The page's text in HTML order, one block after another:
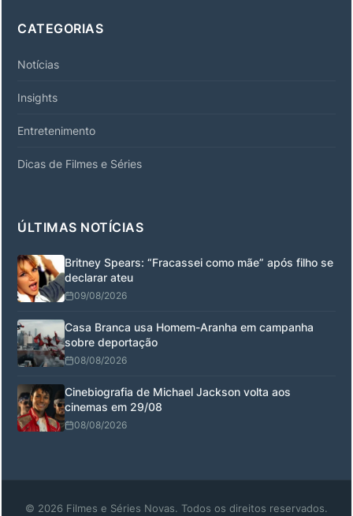
CATEGORIAS
Notícias
Insights
Entretenimento
Dicas de Filmes e Séries
ÚLTIMAS NOTÍCIAS
Britney Spears: “Fracassei como mãe” após filho se
declarar ateu
09/08/2026
Casa Branca usa Homem-Aranha em campanha
sobre deportação
08/08/2026
Cinebiografia de Michael Jackson volta aos
cinemas em 29/08
08/08/2026
© 2026 Filmes e Séries Novas. Todos os direitos reservados.